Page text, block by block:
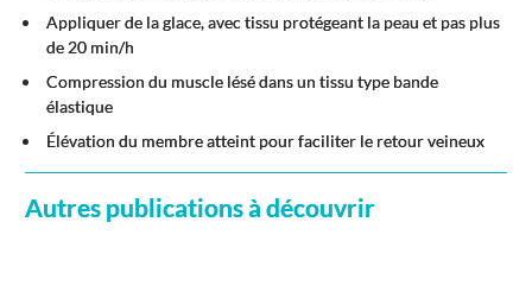
Appliquer de la glace, avec tissu protégeant la peau et pas plus
de 20 min/h
Compression du muscle lésé dans un tissu type bande
élastique
Élévation du membre atteint pour faciliter le retour veineux
Autres publications à découvrir